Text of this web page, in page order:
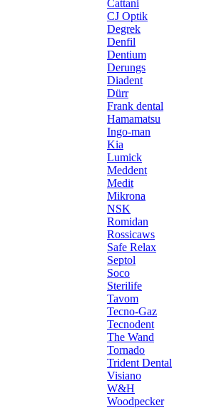
Cattani
CJ Optik
Degrek
Denfil
Dentium
Derungs
Diadent
Dürr
Frank dental
Hamamatsu
Ingo-man
Kia
Lumick
Meddent
Medit
Mikrona
NSK
Romidan
Rossicaws
Safe Relax
Septol
Soco
Sterilife
Tavom
Tecno-Gaz
Tecnodent
The Wand
Tornado
Trident Dental
Visiano
W&H
Woodpecker